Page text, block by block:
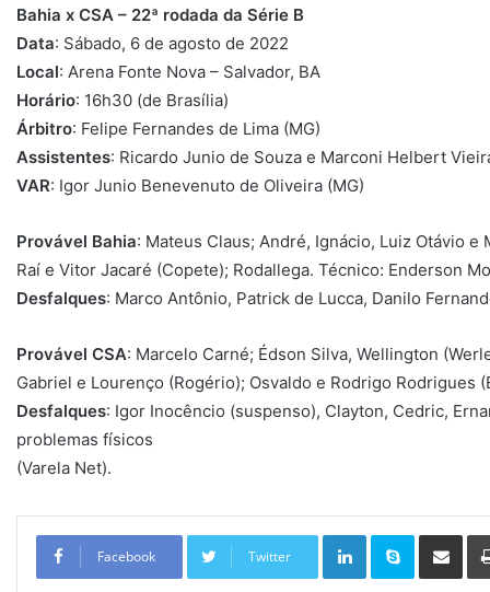
Bahia x CSA – 22ª rodada da Série B
Data: Sábado, 6 de agosto de 2022
Local: Arena Fonte Nova – Salvador, BA
Horário: 16h30 (de Brasília)
Árbitro: Felipe Fernandes de Lima (MG)
Assistentes: Ricardo Junio de Souza e Marconi Helbert
VAR: Igor Junio Benevenuto de Oliveira (MG)
Provável Bahia: Mateus Claus; André, Ignácio, Luiz Otávio
Raí e Vitor Jacaré (Copete); Rodallega. Técnico: Enderson
Desfalques: Marco Antônio, Patrick de Lucca, Danilo
Provável CSA: Marcelo Carné; Édson Silva, Wellington
Gabriel e Lourenço (Rogério); Osvaldo e Rodrigo Rodrigues
Desfalques: Igor Inocêncio (suspenso), Clayton, Cedric,
problemas físicos
(Varela Net).
Facebook Twitter
Linkedin Skype